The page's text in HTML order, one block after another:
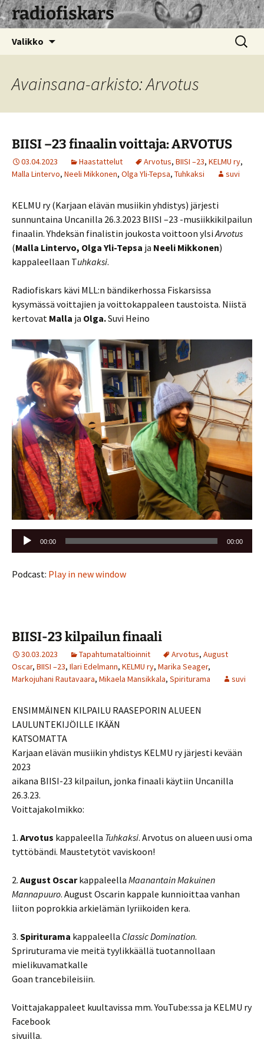
radiofiskars
Valikko Haku:
Avainsana-arkisto: Arvotus
BIISI –23 finaalin voittaja: ARVOTUS
03.04.2023 Haastattelut Arvotus, BIISI –23, KELMU ry,
Malla Lintervo, Neeli Mikkonen, Olga Yli-Tepsa, Tuhkaksi suvi
KELMU ry (Karjaan elävän musiikin yhdistys) järjesti
sunnuntaina Uncanilla 26.3.2023 BIISI –23 -musiikkikilpailun
finaalin. Yhdeksän finalistin joukosta voittoon ylsiArvotus
(Malla Lintervo, Olga Yli-Tepsa ja Neeli Mikkonen)
kappaleellaan Tuhkaksi.
Radiofiskars kävi MLL:n bändikerhossa Fiskarsissa
kysymässä voittajien ja voittokappaleen taustoista. Niistä
kertovat Malla ja Olga.Suvi Heino
Äänitoistin
00:00 00:00
Podcast: Play in new window
BIISI-23 kilpailun finaali
30.03.2023 Tapahtumataltioinnit Arvotus, August
Oscar, BIISI –23, Ilari Edelmann, KELMU ry, Marika Seager,
Markojuhani Rautavaara, Mikaela Mansikkala, Spiriturama suvi
ENSIMMÄINEN KILPAILU RAASEPORIN ALUEEN
LAULUNTEKIJÖILLE IKÄÄN
KATSOMATTA
Karjaan elävän musiikin yhdistys KELMU ry järjesti kevään
2023
aikana BIISI-23 kilpailun, jonka finaali käytiin Uncanilla
26.3.23.
Voittajakolmikko:
1. Arvotus kappaleella Tuhkaksi. Arvotus on alueen uusi oma
tyttöbändi. Maustetytöt vaviskoon!
2. August Oscarkappaleella Maanantain Makuinen
Mannapuuro. August Oscarin kappale kunnioittaa vanhan
liiton poprokkia arkielämän lyriikoiden kera.
3. Spiriturama kappaleella Classic Domination.
Spriruturama vie meitä tyylikkäällä tuotannollaan
mielikuvamatkalle
Goan trancebileisiin.
Voittajakappaleet kuultavissa mm. YouTube:ssa ja KELMU ry
Facebook
sivuilla.